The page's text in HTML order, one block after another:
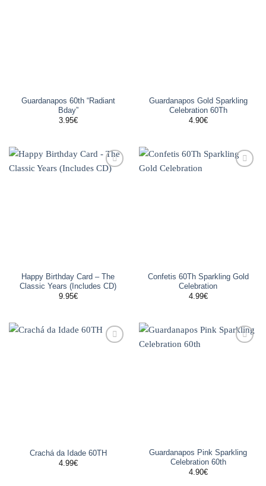
Guardanapos 60th “Radiant
Bday”
3.95€
Guardanapos Gold Sparkling
Celebration 60Th
4.90€
Adicionar
Happy Birthday Card – The
Classic Years (Includes CD)
9.95€
Confetis 60Th Sparkling Gold
Celebration
4.99€
Crachá da Idade 60TH
4.99€
Guardanapos Pink Sparkling
Celebration 60th
4.90€